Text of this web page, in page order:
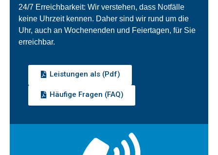
24/7 Erreichbarkeit: Wir verstehen, dass Notfälle
keine Uhrzeit kennen. Daher sind wir rund um die
Uhr, auch an Wochenenden und Feiertagen, für Sie
erreichbar.
Leistungen als (Pdf)
Häufige Fragen (FAQ)